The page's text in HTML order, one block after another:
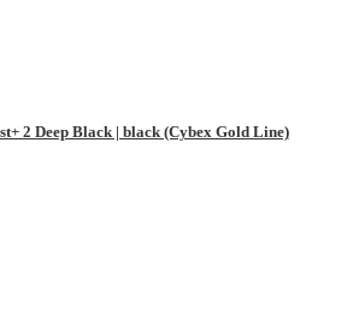
2 Deep Black | black (Cybex Gold Line)